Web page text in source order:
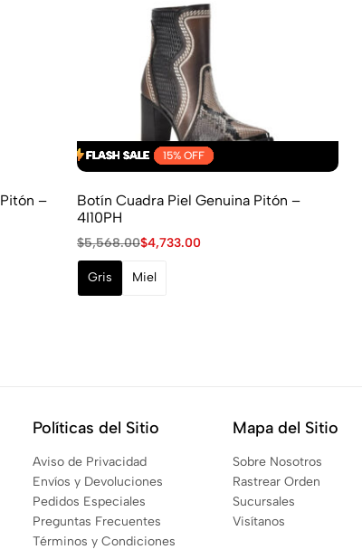
–
FLASH SALE 15% OFF
FLASH SALE 15% OFF
FLASH SALE 15% OFF
FLASH SALE 15% OFF
FLASH SALE 15% OFF
FLASH SALE 15% OFF
FLASH SALE 15% OFF
FLASH SALE 15% OFF
FLASH SALE 15% OFF
FLASH SALE 15% OFF
FLASH SALE 15% OFF
Botín Cuadra Piel Genuina Pitón –
4I10PH
$5,568.00$4,733.00
Gris Miel
Políticas del Sitio
Aviso de Privacidad
Envíos y Devoluciones
Pedidos Especiales
Preguntas Frecuentes
Términos y Condiciones
Mapa del Sitio
Sobre Nosotros
Rastrear Orden
Sucursales
Visítanos